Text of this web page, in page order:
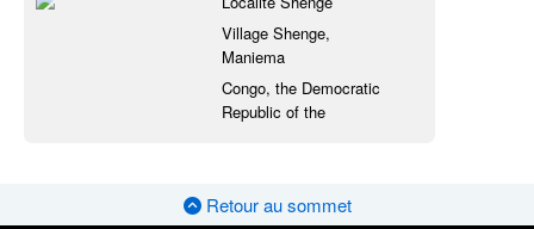
Village Shenge,
Maniema
Congo, the Democratic
Republic of the
Retour au sommet